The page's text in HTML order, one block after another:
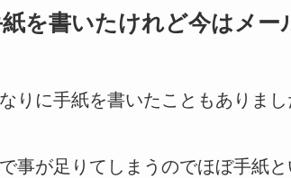
を書いたけれど今はメー
りに手紙を書いたこともありまし
事が足りてしまうのでほぼ手紙